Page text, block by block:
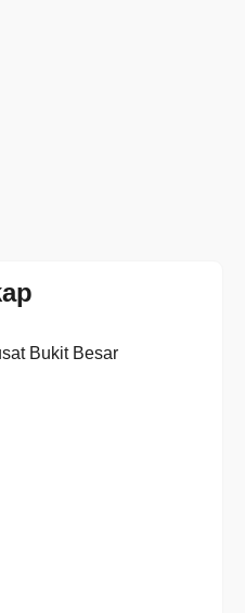
Bukit Besar